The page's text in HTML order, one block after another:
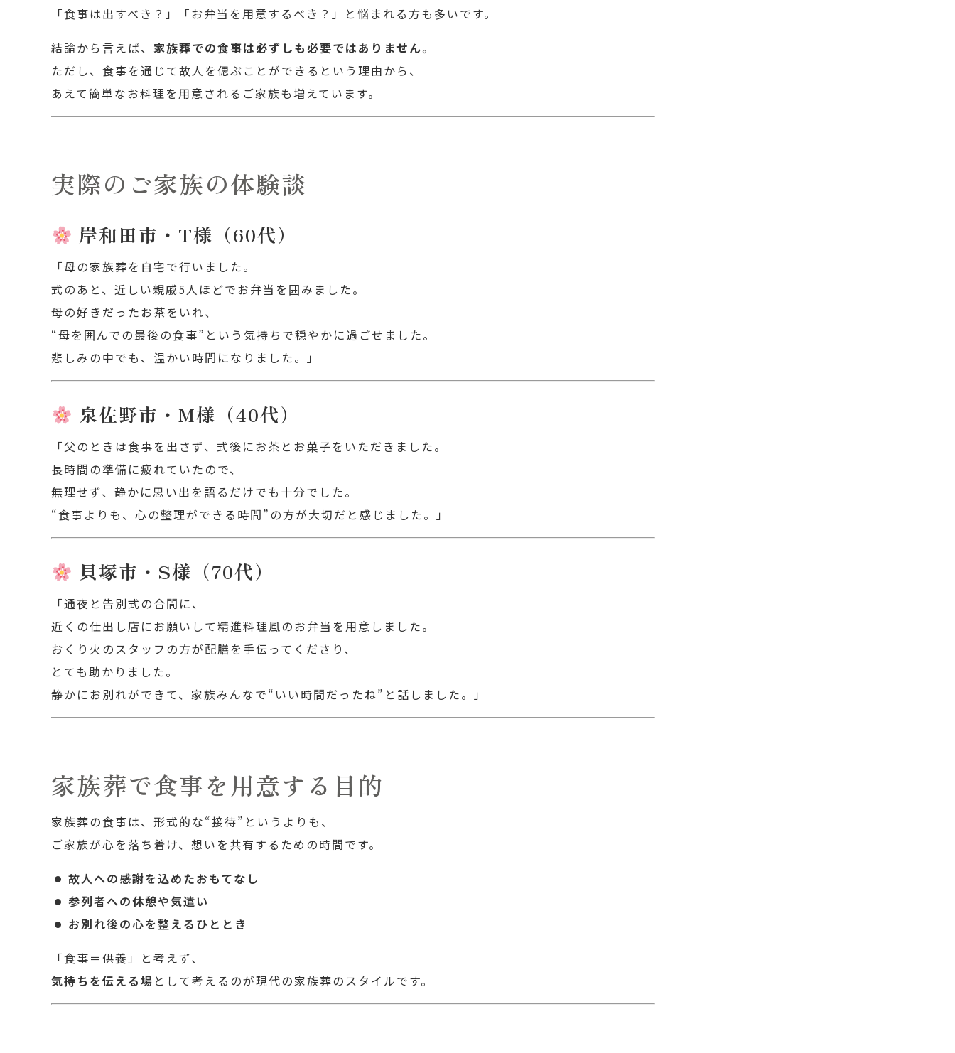
「食事は出すべき？」「お弁当を用意するべき？」と悩まれる方も多いです。
結論から言えば、 家族葬での食事は必ずしも必要ではありません。
ただし、食事を通じて故人を偲ぶことができるという理由から、
あえて簡単なお料理を用意されるご家族も増えています。
実際のご家族の体験談
岸和田市・T様（60代）
「母の家族葬を自宅で行いました。
式のあと、近しい親戚5人ほどでお弁当を囲みました。
母の好きだったお茶をいれ、
“母を囲んでの最後の食事”という気持ちで穏やかに過ごせました。
悲しみの中でも、温かい時間になりました。」
泉佐野市・M様（40代）
「父のときは食事を出さず、式後にお茶とお菓子をいただきました。
長時間の準備に疲れていたので、
無理せず、静かに思い出を語るだけでも十分でした。
“食事よりも、心の整理ができる時間”の方が大切だと感じました。」
貝塚市・S様（70代）
「通夜と告別式の合間に、
近くの仕出し店にお願いして精進料理風のお弁当を用意しました。
おくり火のスタッフの方が配膳を手伝ってくださり、
とても助かりました。
静かにお別れができて、家族みんなで“いい時間だったね”と話しました。」
家族葬で食事を用意する目的
家族葬の食事は、形式的な“接待”というよりも、
ご家族が心を落ち着け、想いを共有するための時間です。
故人への感謝を込めたおもてなし
参列者への休憩や気遣い
お別れ後の心を整えるひととき
「食事＝供養」と考えず、
気持ちを伝える場 として考えるのが現代の家族葬のスタイルです。